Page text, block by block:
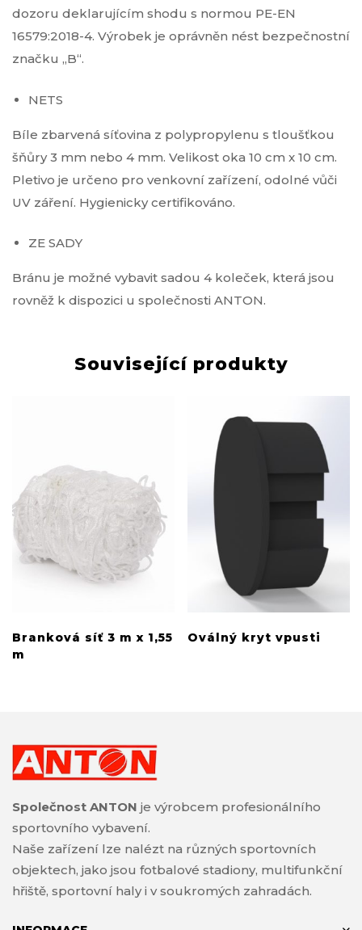
dozoru deklarujícím shodu s normou PE-EN
16579:2018-4. Výrobek je oprávněn nést bezpečnostní
značku „B“.
NETS
Bíle zbarvená síťovina z polypropylenu s tloušťkou
šňůry 3 mm nebo 4 mm. Velikost oka 10 cm x 10 cm.
Pletivo je určeno pro venkovní zařízení, odolné vůči
UV záření. Hygienicky certifikováno.
ZE SADY
Bránu je možné vybavit sadou 4 koleček, která jsou
rovněž k dispozici u společnosti ANTON.
Související produkty
Branková síť 3 m x 1,55
m
Oválný kryt vpusti
Společnost ANTON je výrobcem profesionálního
sportovního vybavení.
Naše zařízení lze nalézt na různých sportovních
objektech, jako jsou fotbalové stadiony, multifunkční
hřiště, sportovní haly i v soukromých zahradách.